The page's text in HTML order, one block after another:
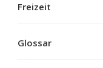
Freizeit
Glossar